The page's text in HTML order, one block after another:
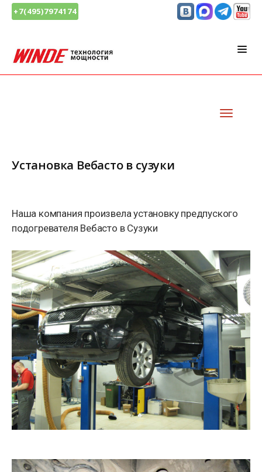
+7(495)7974174
Установка Вебасто в сузуки
Наша компания произвела установку предпуского
подогревателя Вебасто в Сузуки